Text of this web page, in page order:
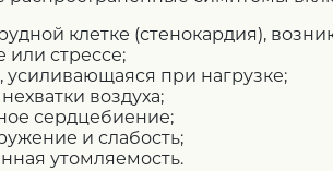
клетке (стенокардия),
или стрессе;
при нагрузке;
воздуха;
сердцебиение;
и слабость;
утомляемость.